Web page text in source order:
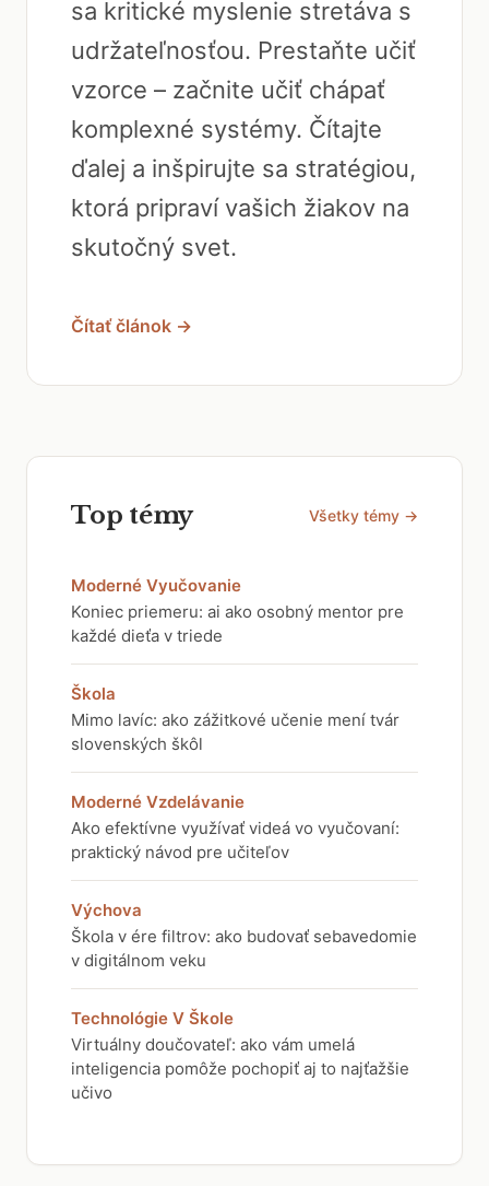
sa kritické myslenie stretáva s
udržateľnosťou. Prestaňte učiť
vzorce – začnite učiť chápať
komplexné systémy. Čítajte
ďalej a inšpirujte sa stratégiou,
ktorá pripraví vašich žiakov na
skutočný svet.
Čítať článok →
Top témy Všetky témy →
Moderné Vyučovanie
Koniec priemeru: ai ako osobný mentor pre
každé dieťa v triede
Škola
Mimo lavíc: ako zážitkové učenie mení tvár
slovenských škôl
Moderné Vzdelávanie
Ako efektívne využívať videá vo vyučovaní:
praktický návod pre učiteľov
Výchova
Škola v ére filtrov: ako budovať sebavedomie
v digitálnom veku
Technológie V Škole
Virtuálny doučovateľ: ako vám umelá
inteligencia pomôže pochopiť aj to najťažšie
učivo